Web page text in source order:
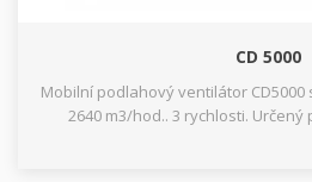
CD 5000
Mobilní podlahový ventilátor
2640 m3/hod.. 3 rychlosti.